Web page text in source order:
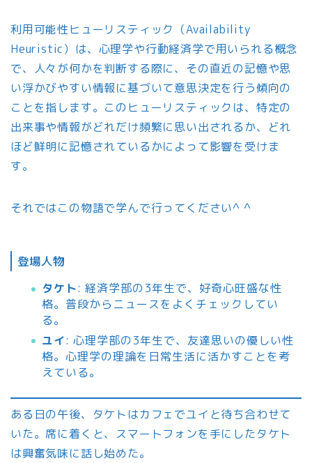
利用可能性ヒューリスティック（Availability
Heuristic）は、心理学や行動経済学で用いられる概念
で、人々が何かを判断する際に、その直近の記憶や思
い浮かびやすい情報に基づいて意思決定を行う傾向の
ことを指します。このヒューリスティックは、特定の
出来事や情報がどれだけ頻繁に思い出されるか、どれ
ほど鮮明に記憶されているかによって影響を受けま
す。
それではこの物語で学んで行ってください^ ^
登場人物
タケト: 経済学部の3年生で、好奇心旺盛な性
格。普段からニュースをよくチェックしてい
る。
ユイ: 心理学部の3年生で、友達思いの優しい性
格。心理学の理論を日常生活に活かすことを考
えている。
ある日の午後、タケトはカフェでユイと待ち合わせて
いた。席に着くと、スマートフォンを手にしたタケト
は興奮気味に話し始めた。